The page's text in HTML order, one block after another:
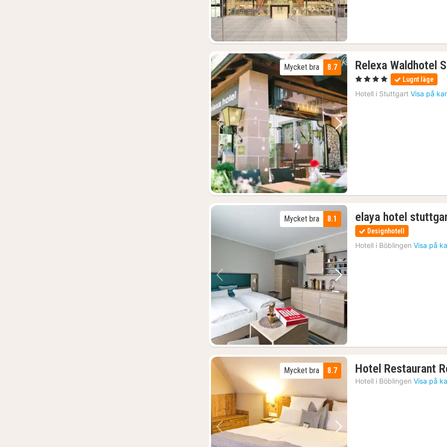
Föregående bild Nästa bild
8.7
Mycket bra Relexa Waldhotel
, 4 Stjärnor Lugnt läge
Hotell i Stuttgart Visa på
Föregående bild Nästa bild
8.1
Mycket bra elaya hotel
Designhotell
Hotell i Böblingen Visa på
Föregående bild Nästa bild
8.7
Mycket bra Hotel Restaurant
Hotell i Böblingen Visa på